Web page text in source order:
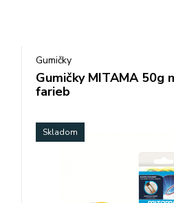
Gumičky
Gumičky MITAMA 50g
farieb
Skladom